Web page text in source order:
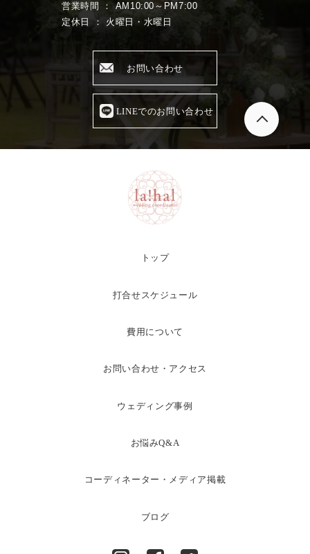
営業時間 ： AM10:00～PM7:00
定休日 ： 火曜日・水曜日
お問い合わせ
LINEでのお問い合わせ
トップ
打合せスケジュール
費用について
お問い合わせ・アクセス
ウェディング事例
お悩みQ&A
コーディネーター・メディア掲載
ブログ